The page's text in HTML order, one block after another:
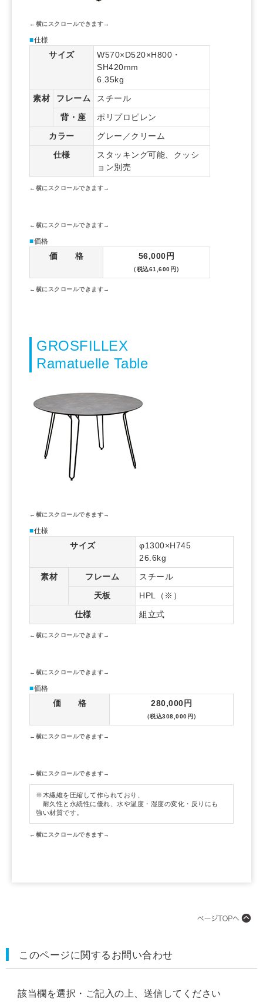
■仕様
サイズ
W570×D520×H800・
SH420mm
6.35kg
素材
フレーム
スチール
背・座
ポリプロピレン
カラー
グレー／クリーム
仕様
スタッキング可能、クッシ
ョン別売
■価格
価 格 56,000円
（税込61,600円）
GROSFILLEX
Ramatuelle Table
■仕様
サイズ
φ1300×H745
26.6kg
素材
フレーム
スチール
天板
HPL（※）
仕様
組立式
■価格
価 格 280,000円
（税込308,000円）
※木繊維を圧縮して作られており、
耐久性と永続性に優れ、水や温度・湿度の変化・反りにも
強い材質です。
このページに関するお問い合わせ
該当欄を選択・ご記入の上、送信してください